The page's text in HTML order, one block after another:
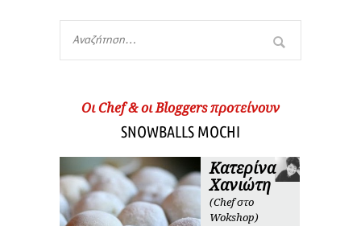
Oι Chef & οι Βloggers προτείνουν
SNOWBALLS MOCHI
Κατερίνα
Χανιώτη
(Chef στο
Wokshop)